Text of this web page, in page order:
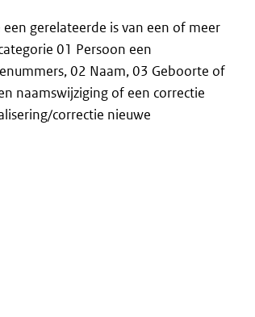
gerelateerde is van een of meer
01 Persoon een
02 Naam, 03 Geboorte of
naamswijziging of een correctie
correctie nieuwe